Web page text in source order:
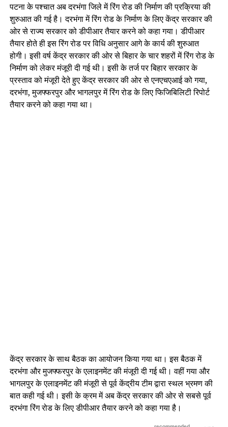
पटना के पश्चात अब दरभंगा जिले में रिंग रोड की निर्माण की प्रक्रिया की
शुरुआत की गई है। दरभंगा में रिंग रोड के निर्माण के लिए केंद्र सरकार की
ओर से राज्य सरकार को डीपीआर तैयार करने को कहा गया। डीपीआर
तैयार होते ही इस रिंग रोड पर विधि अनुसार आगे के कार्य की शुरुआत
होगी। इसी वर्ष केंद्र सरकार की ओर से बिहार के चार शहरों में रिंग रोड के
निर्माण को लेकर मंजूरी दी गई थी। इसी के तर्ज पर बिहार सरकार के
प्रस्ताव को मंजूरी देते हुए केंद्र सरकार की ओर से एनएचएआई को गया,
दरभंगा, मुजफ्फरपुर और भागलपुर में रिंग रोड के लिए फिजिबिलिटी रिपोर्ट
तैयार करने को कहा गया था।
केंद्र सरकार के साथ बैठक का आयोजन किया गया था। इस बैठक में
दरभंगा और मुजफ्फरपुर के एलाइनमेंट की मंजूरी दी गई थी। वहीं गया और
भागलपुर के एलाइनमेंट की मंजूरी से पूर्व केंद्रीय टीम द्वारा स्थल भ्रमण की
बात कही गई थी। इसी के क्रम में अब केंद्र सरकार की ओर से सबसे पूर्व
दरभंगा रिंग रोड के लिए डीपीआर तैयार करने को कहा गया है।